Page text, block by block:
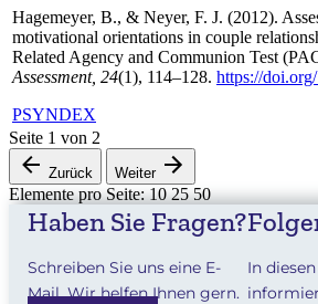
Hagemeyer, B., & Neyer, F. J. (2012).
motivational orientations in couple
Related Agency and Communion Test
Assessment, 24(1), 114–128. https://
PSYNDEX
Seite 1 von 2
Zurück Weiter
Elemente pro Seite:10 25 50
Haben Sie Fragen?
Schreiben Sie uns eine E-
Mail. Wir helfen Ihnen gern.
In